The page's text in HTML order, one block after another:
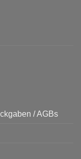
/ AGBs